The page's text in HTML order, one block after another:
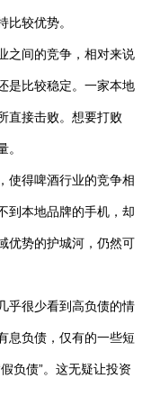
较优势。
间的竞争，相对来说
是比较稳定。一家本地
直接击败。想要打败
得啤酒行业的竞争相
到本地品牌的手机，却
优势的护城河，仍然可
很少看到高负债的情
息负债，仅有的一些短
负债”。这无疑让投资